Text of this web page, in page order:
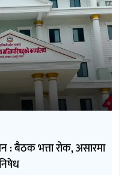
: बैठक भत्ता रोक, असारमा